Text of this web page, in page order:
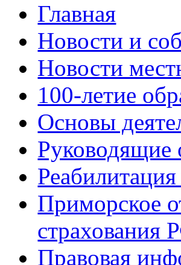
Главная
Новости и
Новости
100-летие
Основы
Приморское
страхования
Правовая